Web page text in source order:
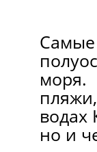
Самые
моря.
водах
но и